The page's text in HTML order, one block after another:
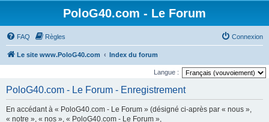
PoloG40.com - Le Forum
FAQ Règles Connexion
Le site www.PoloG40.com Index du forum
Langue :
PoloG40.com - Le Forum - Enregistrement
En accédant à « PoloG40.com - Le Forum » (désigné ci-après par « nous »,
« notre », « nos », « PoloG40.com - Le Forum »,